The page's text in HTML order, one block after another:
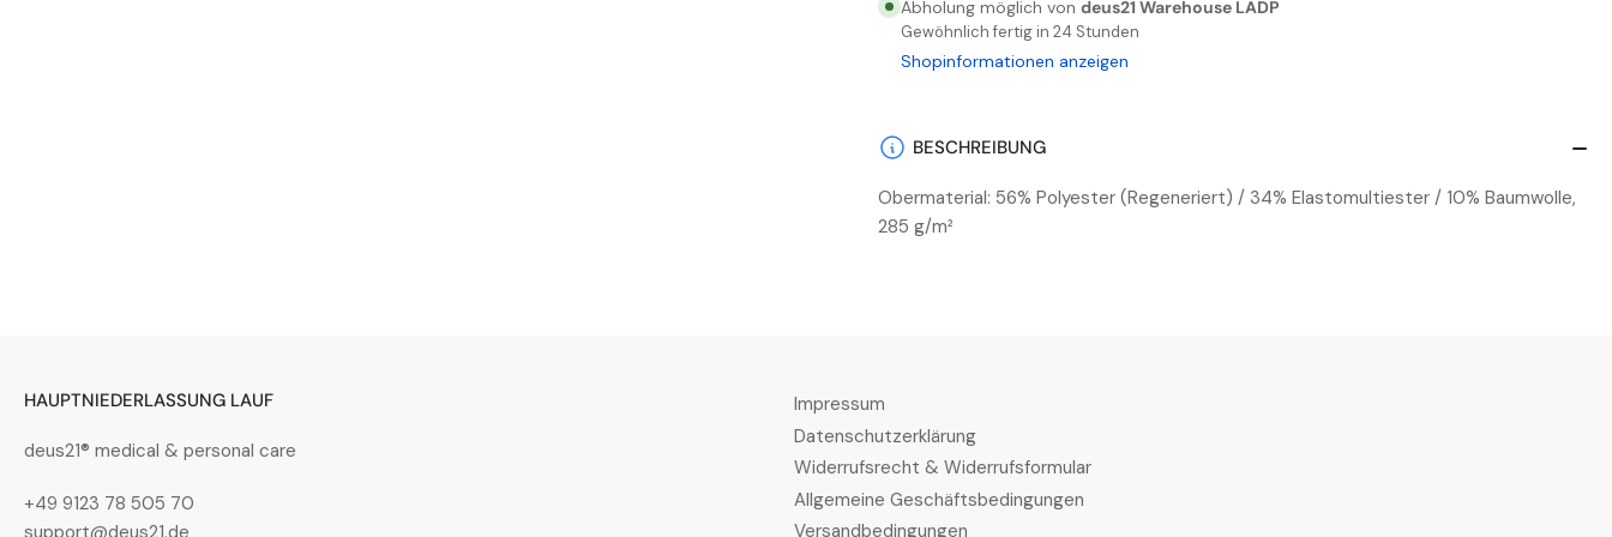
Safety
Latzhose
Safety
Latzhose
Abholung möglich von deus21 Warehouse LADP
Gewöhnlich fertig in 24 Stunden
Shopinformationen anzeigen
BESCHREIBUNG
Obermaterial: 56% Polyester (Regeneriert) / 34% Elastomultiester / 10% Baumwolle,
285 g/m²
HAUPTNIEDERLASSUNG LAUF
deus21® medical & personal care
+49 9123 78 505 70
support@deus21.de
Impressum
Datenschutzerklärung
Widerrufsrecht & Widerrufsformular
Allgemeine Geschäftsbedingungen
Versandbedingungen